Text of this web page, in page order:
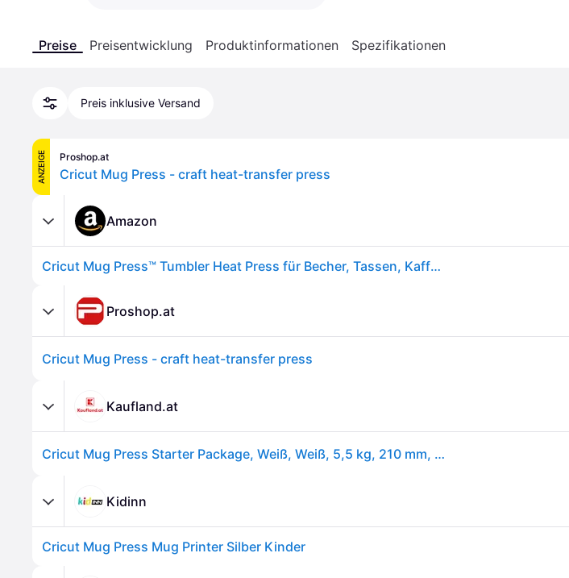
Preise Preisentwicklung Produktinformationen Spezifikationen
Preis inklusive Versand
ANZEIGE Proshop.at
Cricut Mug Press - craft heat-transfer press
Amazon
Cricut Mug Press™ Tumbler Heat Press für Becher, Tassen, Kaffeetassen, Trinkflaschen und Taschen –Tassenpresse Personalisier – Transferpresse für personalisierte Sublimation
Proshop.at
Cricut Mug Press - craft heat-transfer press
Kaufland.at
Cricut Mug Press Starter Package, Weiß, Weiß, 5,5 kg, 210 mm, 440 mm, 238 mm
Kidinn
Cricut Mug Press Mug Printer Silber Kinder